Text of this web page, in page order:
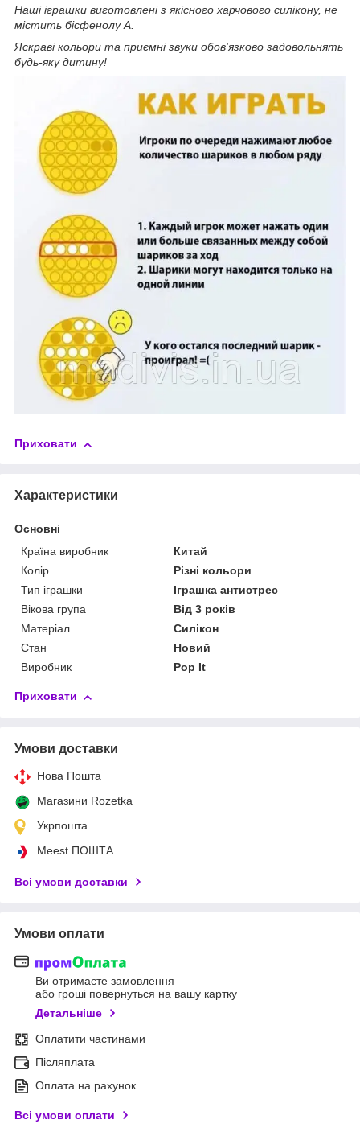
Наші іграшки виготовлені з якісного харчового силікону, не
містить бісфенолу А.
Яскраві кольори та приємні звуки обов'язково задовольнять
будь-яку дитину!
Приховати
Характеристики
Основні
Країна виробник
Китай
Колір
Різні кольори
Тип іграшки
Іграшка антистрес
Вікова група
Від 3 років
Матеріал
Силікон
Стан
Новий
Виробник
Pop It
Приховати
Умови доставки
Нова Пошта
Магазини Rozetka
Укрпошта
Meest ПОШТА
Всі умови доставки
Умови оплати
Ви отримаєте замовлення
або гроші повернуться на вашу картку
Детальніше
Оплатити частинами
Післяплата
Оплата на рахунок
Всі умови оплати